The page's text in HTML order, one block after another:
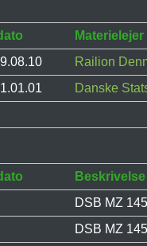
Materielejer
Railion
Danske
Beskrivelse
DSB MZ
DSB MZ